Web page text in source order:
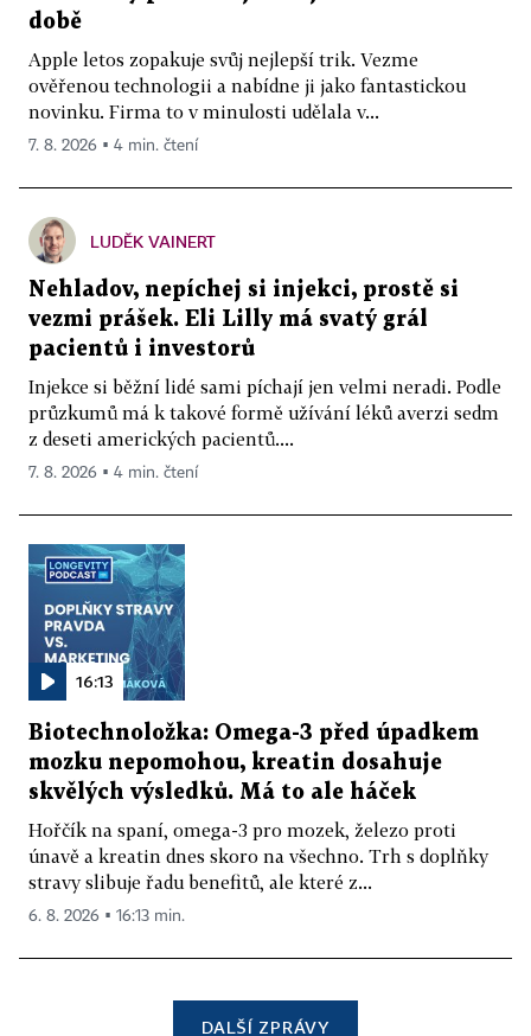
době
Apple letos zopakuje svůj nejlepší trik. Vezme
ověřenou technologii a nabídne ji jako fantastickou
novinku. Firma to v minulosti udělala v...
7. 8. 2026 ▪ 4 min. čtení
LUDĚK VAINERT
Nehladov, nepíchej si injekci, prostě si
vezmi prášek. Eli Lilly má svatý grál
pacientů i investorů
Injekce si běžní lidé sami píchají jen velmi neradi. Podle
průzkumů má k takové formě užívání léků averzi sedm
z deseti amerických pacientů....
7. 8. 2026 ▪ 4 min. čtení
16:13
Biotechnoložka: Omega-3 před úpadkem
mozku nepomohou, kreatin dosahuje
skvělých výsledků. Má to ale háček
Hořčík na spaní, omega-3 pro mozek, železo proti
únavě a kreatin dnes skoro na všechno. Trh s doplňky
stravy slibuje řadu benefitů, ale které z...
6. 8. 2026 ▪ 16:13 min.
DALŠÍ ZPRÁVY